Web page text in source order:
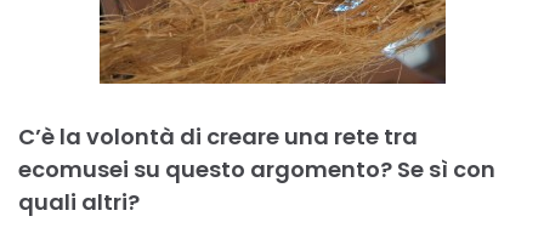
C’è la volontà di creare una rete tra
ecomusei su questo argomento? Se sì con
quali altri?